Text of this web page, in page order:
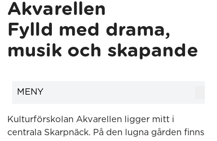
Akvarellen
Fylld med drama,
musik och skapande
Kulturförskolan Akvarellen ligger mitt i
centrala Skarpnäck. På den lugna gården finns
MENY